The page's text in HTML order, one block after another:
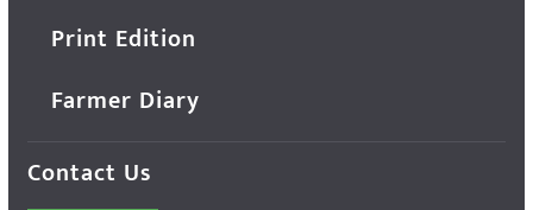
Print Edition
Farmer Diary
Contact Us